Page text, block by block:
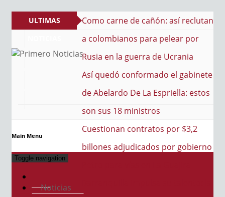
ULTIMAS
Como carne de cañón: así reclutan
a colombianos para pelear por
Rusia en la guerra de Ucrania
Así quedó conformado el gabinete
de Abelardo De La Espriella: estos
son sus 18 ministros
Cuestionan contratos por $3,2
billones adjudicados por gobierno
PRIMERO NOTICIAS
El mejor portal web de noticias de Barranquilla
Main Menu
Toggle navigation
Noticias